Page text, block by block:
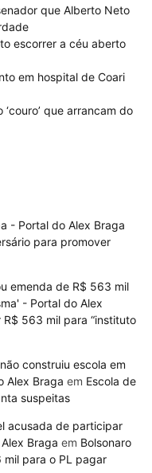
que Alberto Neto
escorrer a céu aberto
em hospital de Coari
que arrancam do
- Portal do Alex Braga
para promover
emenda de R$ 563 mil
- Portal do Alex
563 mil para “instituto
construiu escola em
Alex Braga em Escola de
suspeitas
acusada de participar
Braga em Bolsonaro
para o PL pagar